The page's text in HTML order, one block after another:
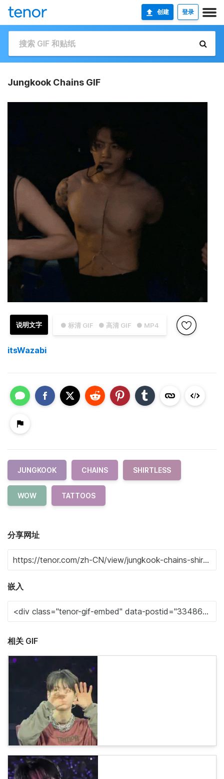
创建 登录
Jungkook Chains GIF
● 标清 GIF ● 高清 GIF ● MP4
说明文字
itsWazabi
JUNGKOOK CHAINS SHIRTLESS
WOW TATTOOS
分享网址
嵌入
相关 GIF